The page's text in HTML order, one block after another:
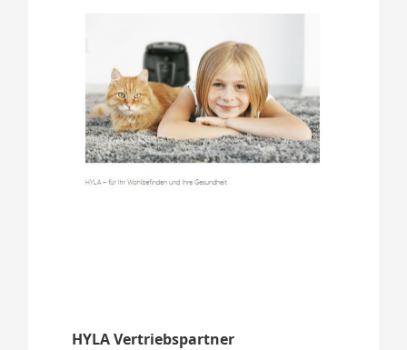
HYLA Vertriebspartner